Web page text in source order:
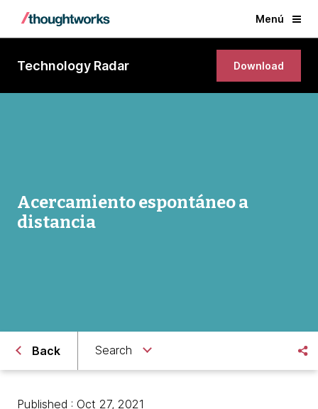
Menú
Technology Radar Download
Acercamiento espontáneo a
distancia
Back Search
Published : Oct 27, 2021